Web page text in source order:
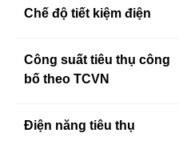
Chế độ tiết kiệm điện
Công suất tiêu thụ công
bố theo TCVN
Điện năng tiêu thụ